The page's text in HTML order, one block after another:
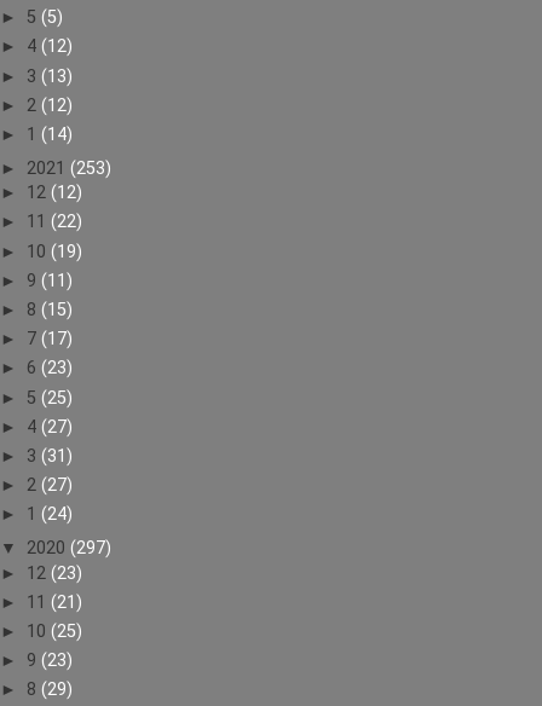
► 5 (5)
► 4 (12)
► 3 (13)
► 2 (12)
► 1 (14)
► 2021 (253)
► 12 (12)
► 11 (22)
► 10 (19)
► 9 (11)
► 8 (15)
► 7 (17)
► 6 (23)
► 5 (25)
► 4 (27)
► 3 (31)
► 2 (27)
► 1 (24)
▼ 2020 (297)
► 12 (23)
► 11 (21)
► 10 (25)
► 9 (23)
► 8 (29)